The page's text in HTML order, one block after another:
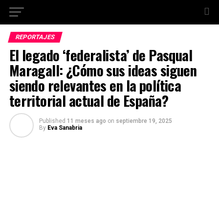
REPORTAJES
El legado ‘federalista’ de Pasqual
Maragall: ¿Cómo sus ideas siguen
siendo relevantes en la política
territorial actual de España?
Published 11 meses ago on septiembre 19, 2025
By Eva Sanabria